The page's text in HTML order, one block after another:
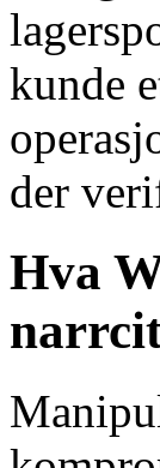
kunde
der
Hva